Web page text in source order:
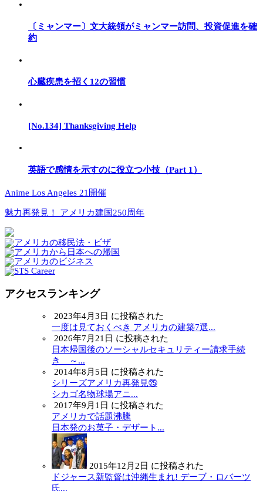
〔ミャンマー〕文大統領がミャンマー訪問、投資促進を確
約
心臓疾患を招く12の習慣
[No.134] Thanksgiving Help
英語で感情を示すのに役立つ小技（Part 1）
Anime Los Angeles 21開催
魅力再発見！ アメリカ建国250周年
アクセスランキング
2023年4月3日 に投稿された
一度は見ておくべき アメリカの建築7選...
2026年7月21日 に投稿された
日本帰国後のソーシャルセキュリティー請求手続
き ～...
2014年8月5日 に投稿された
シリーズアメリカ再発見㉕
シカゴ名物球場アニ...
2017年9月1日 に投稿された
アメリカで話題沸騰
日本発のお菓子・デザート...
2015年12月2日 に投稿された
ドジャース新監督は沖縄生まれ! デーブ・ロバーツ
氏...